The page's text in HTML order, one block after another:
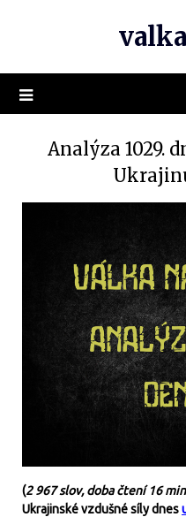
Analýza 1029.
(2 967 slov, doba čtení 16
Ukrajinské vzdušné síly dnes